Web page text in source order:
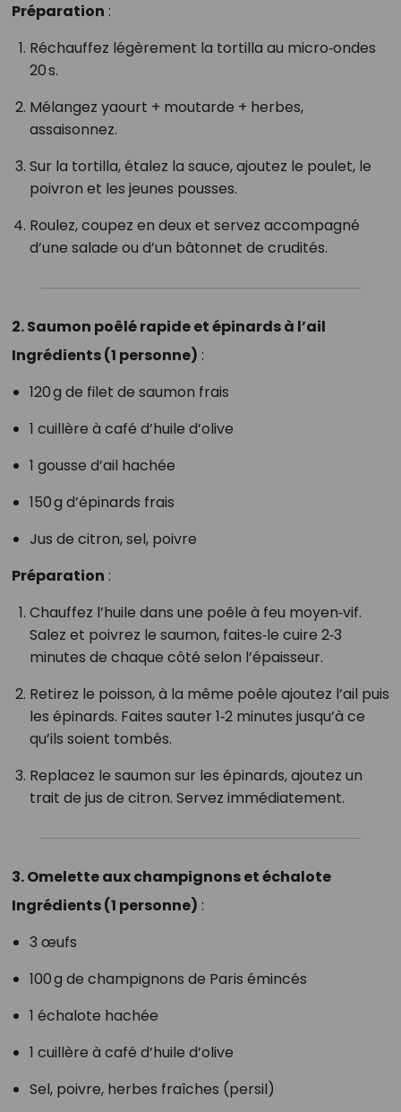
Préparation :
Réchauffez légèrement la tortilla au micro‑ondes
20 s.
Mélangez yaourt + moutarde + herbes,
assaisonnez.
Sur la tortilla, étalez la sauce, ajoutez le poulet, le
poivron et les jeunes pousses.
Roulez, coupez en deux et servez accompagné
d’une salade ou d’un bâtonnet de crudités.
2. Saumon poêlé rapide et épinards à l’ail
Ingrédients (1 personne) :
120 g de filet de saumon frais
1 cuillère à café d’huile d’olive
1 gousse d’ail hachée
150 g d’épinards frais
Jus de citron, sel, poivre
Préparation :
Chauffez l’huile dans une poêle à feu moyen‑vif.
Salez et poivrez le saumon, faites‑le cuire 2‑3
minutes de chaque côté selon l’épaisseur.
Retirez le poisson, à la même poêle ajoutez l’ail puis
les épinards. Faites sauter 1‑2 minutes jusqu’à ce
qu’ils soient tombés.
Replacez le saumon sur les épinards, ajoutez un
trait de jus de citron. Servez immédiatement.
3. Omelette aux champignons et échalote
Ingrédients (1 personne) :
3 œufs
100 g de champignons de Paris émincés
1 échalote hachée
1 cuillère à café d’huile d’olive
Sel, poivre, herbes fraîches (persil)